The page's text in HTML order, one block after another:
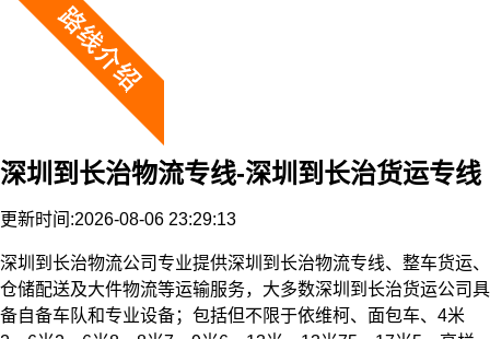
深圳到长治物流专线-深圳到长治货运专线
更新时间:2026-08-06 23:29:13
深圳到长治物流公司专业提供深圳到长治物流专线、整车货运、
仓储配送及大件物流等运输服务，大多数深圳到长治货运公司具
备自备车队和专业设备；包括但不限于依维柯、面包车、4米